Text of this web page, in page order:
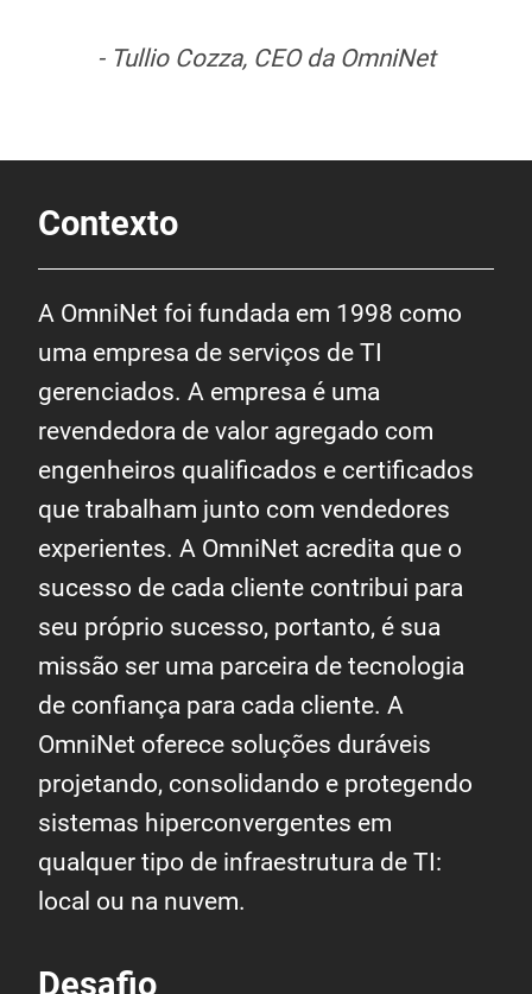
- Tullio Cozza, CEO da OmniNet
Contexto
A OmniNet foi fundada em 1998 como
uma empresa de serviços de TI
gerenciados. A empresa é uma
revendedora de valor agregado com
engenheiros qualificados e certificados
que trabalham junto com vendedores
experientes. A OmniNet acredita que o
sucesso de cada cliente contribui para
seu próprio sucesso, portanto, é sua
missão ser uma parceira de tecnologia
de confiança para cada cliente. A
OmniNet oferece soluções duráveis
projetando, consolidando e protegendo
sistemas hiperconvergentes em
qualquer tipo de infraestrutura de TI:
local ou na nuvem.
Desafio